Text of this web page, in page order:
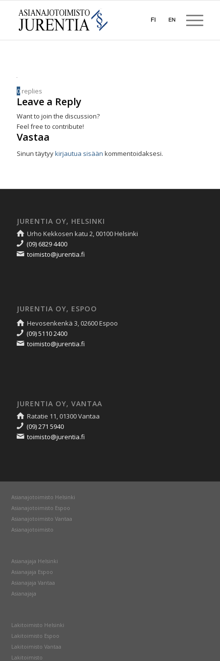
0 replies
Leave a Reply
Want to join the discussion?
Feel free to contribute!
Vastaa
Sinun täytyykirjautua sisään kommentoidaksesi.
JURENTIA OY, HELSINKI
Urho Kekkosen katu 2, 00100 Helsinki
(09) 6829 4400
toimisto@jurentia.fi
JURENTIA OY, ESPOO
Hevosenkenkä 3, 02600 Espoo
(09) 5110 2400
toimisto@jurentia.fi
JURENTIA OY, VANTAA
Ratatie 11, 01300 Vantaa
(09) 271 5940
toimisto@jurentia.fi
Asianajotoimisto Helsinki
Asianajotoimisto Espoo
Asianajotoimisto Vantaa
Asianajotoimisto
Asianajaja Helsinki
Asianajaja Espoo
Asianajaja Vantaa
Asianajaja
Lakitoimisto Helsinki
Lakitoimisto Espoo
Lakitoimisto Vantaa
Lakitoimisto